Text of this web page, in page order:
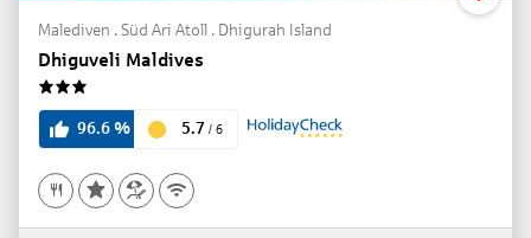
Malediven . Süd Ari Atoll . Dhigurah Island
Dhiguveli Maldives
96.6% 5.7 / 6